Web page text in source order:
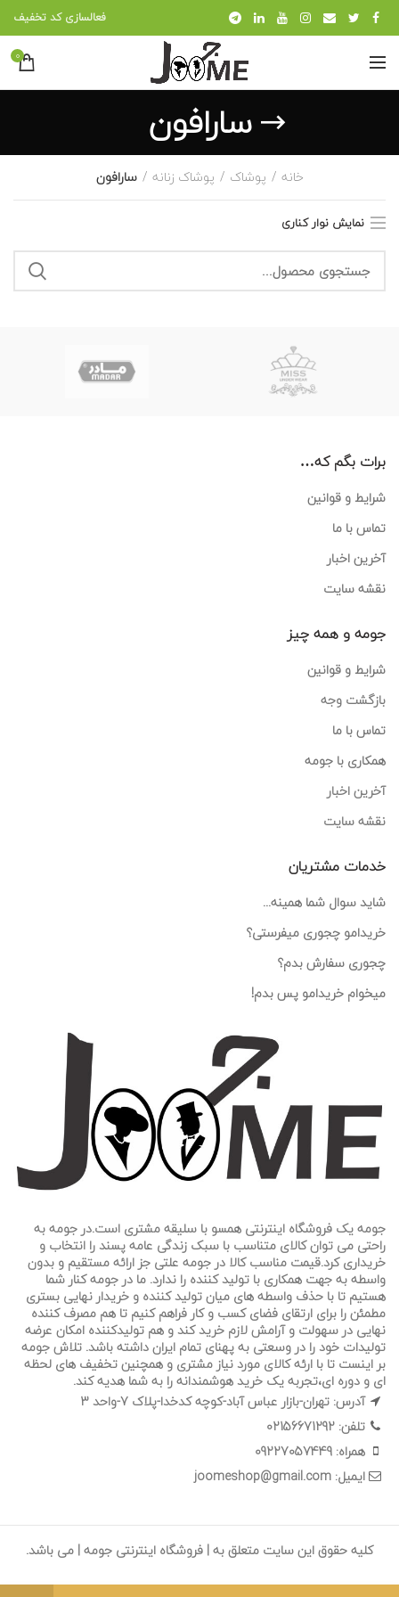
فعالسازی کد تخفیف
0
سارافون
خانه پوشاک پوشاک زنانه سارافون
نمایش نوار کناری
برات بگم که…
شرایط و قوانین
تماس با ما
آخرین اخبار
نقشه سایت
جومه و همه چیز
شرایط و قوانین
بازگشت وجه
تماس با ما
همکاری با جومه
آخرین اخبار
نقشه سایت
خدمات مشتریان
شاید سوال شما همینه...
خریدامو چجوری میفرستی؟
چجوری سفارش بدم؟
میخوام خریدامو پس بدم!
جومه یک فروشگاه اینترنتی همسو با سلیقه مشتری است.در جومه به
راحتی می توان کالای متناسب با سبک زندگی عامه پسند را انتخاب و
خریداری کرد.قیمت مناسب کالا در جومه علتی جز ارائه مستقیم و بدون
واسطه به جهت همکاری با تولید کننده را ندارد. ما در جومه کنار شما
هستیم تا با حذف واسطه های میان تولید کننده و خریدار نهایی بستری
مطمئن را برای ارتقای فضای کسب و کار فراهم کنیم تا هم مصرف کننده
نهایی در سهولت و آرامش لازم خرید کند و هم تولیدکننده امکان عرضه
تولیدات خود را در وسعتی به پهنای تمام ایران داشته باشد. تلاش جومه
بر اینست تا با ارئه کالای مورد نیاز مشتری و همچنین تخفیف های لحظه
ای و دوره ای،تجربه یک خرید هوشمندانه را به شما هدیه کند.
آدرس: تهران-بازار عباس آباد-کوچه کدخدا-پلاک 7-واحد 3
تلفن: 02156671292
همراه: 09227057449
ایمیل: joomeshop@gmail.com
کلیه حقوق این سایت متعلق به | فروشگاه اینترنتی جومه | می باشد.